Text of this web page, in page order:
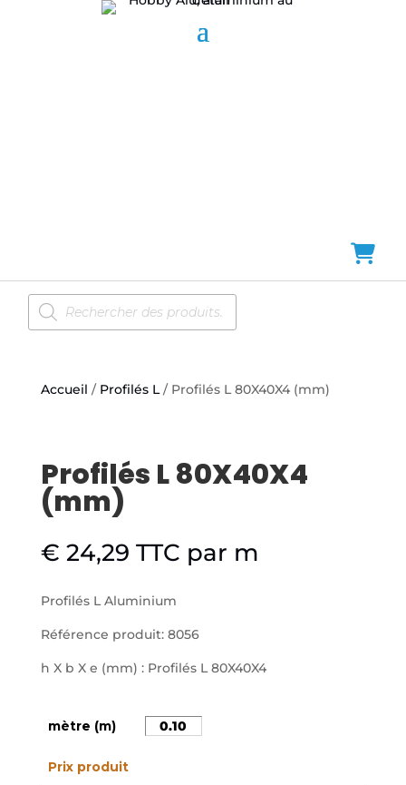
Recherche
de
produits
Accueil / Profilés L/ Profilés L 80X40X4 (mm)
Profilés L 80X40X4
(mm)
€ 24,29 TTC par m
Profilés L Aluminium
Référence produit: 8056
h X b X e (mm) : Profilés L 80X40X4
mètre (m)
Prix produit